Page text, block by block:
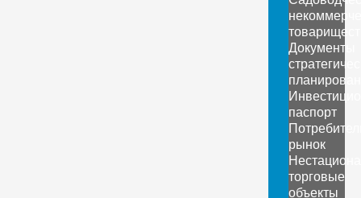
Документы
паспорт
рынок
торговые
объекты